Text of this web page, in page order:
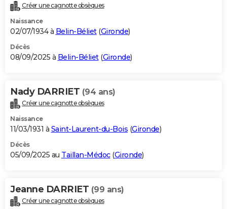
Créer une cagnotte obsèques
Naissance
02/07/1934 à Belin-Béliet(Gironde)
Décès
08/09/2025 à Belin-Béliet(Gironde)
Nady DARRIET (94 ans)
Créer une cagnotte obsèques
Naissance
11/03/1931 à Saint-Laurent-du-Bois (Gironde)
Décès
05/09/2025 au Taillan-Médoc(Gironde)
Jeanne DARRIET (99 ans)
Créer une cagnotte obsèques